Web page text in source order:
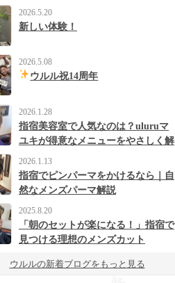
2026.5.20
新しい体験！
2026.5.08
ウルル祝14周年
2026.1.28
指宿美容室で人気なのは？uluruマ
ユキが得意なメニューをやさしく解
2026.1.13
指宿でピンパーマをかけるなら｜自
然なメンズパーマ解説
2025.8.20
「朝のセットが楽になる！」指宿で
見つける理想のメンズカット
ウルルの新着ブログをもっと見る